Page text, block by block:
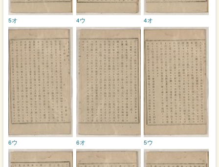
4オ
4ウ
5オ
5ウ
6オ
6ウ